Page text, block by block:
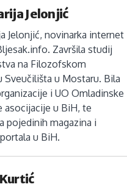
Jelonjić
Jelonjić, novinarka internet
Završila studij
na Filozofskom
Sveučilišta u Mostaru. Bila
i UO Omladinske
asocijacije u BiH, te
pojedinih magazina i
u BiH.